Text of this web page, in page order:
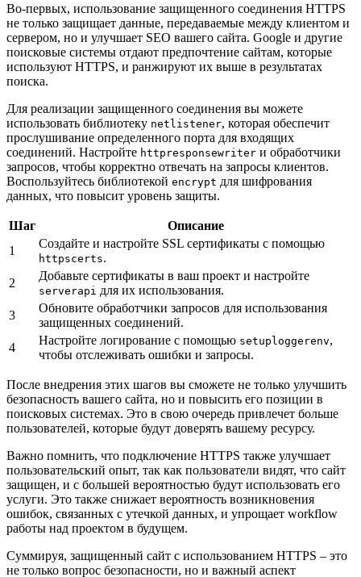
Во-первых, использование защищенного соединения HTTPS
не только защищает данные, передаваемые между клиентом и
сервером, но и улучшает SEO вашего сайта. Google и другие
поисковые системы отдают предпочтение сайтам, которые
используют HTTPS, и ранжируют их выше в результатах
поиска.
Для реализации защищенного соединения вы можете
использовать библиотеку netlistener, которая обеспечит
прослушивание определенного порта для входящих
соединений. Настройте httpresponsewriter и обработчики
запросов, чтобы корректно отвечать на запросы клиентов.
Воспользуйтесь библиотекой encrypt для шифрования
данных, что повысит уровень защиты.
Шаг
Описание
1
Создайте и настройте SSL сертификаты с помощью
httpscerts.
2
Добавьте сертификаты в ваш проект и настройте
serverapi для их использования.
3
Обновите обработчики запросов для использования
защищенных соединений.
4
Настройте логирование с помощью setuploggerenv,
чтобы отслеживать ошибки и запросы.
После внедрения этих шагов вы сможете не только улучшить
безопасность вашего сайта, но и повысить его позиции в
поисковых системах. Это в свою очередь привлечет больше
пользователей, которые будут доверять вашему ресурсу.
Важно помнить, что подключение HTTPS также улучшает
пользовательский опыт, так как пользователи видят, что сайт
защищен, и с большей вероятностью будут использовать его
услуги. Это также снижает вероятность возникновения
ошибок, связанных с утечкой данных, и упрощает workflow
работы над проектом в будущем.
Суммируя, защищенный сайт с использованием HTTPS – это
не только вопрос безопасности, но и важный аспект